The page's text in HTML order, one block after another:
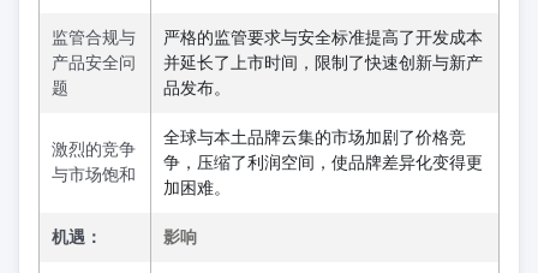
监管合规与
产品安全问
题
严格的监管要求与安全标准提高了开发成本
并延长了上市时间，限制了快速创新与新产
品发布。
激烈的竞争
与市场饱和
全球与本土品牌云集的市场加剧了价格竞
争，压缩了利润空间，使品牌差异化变得更
加困难。
机遇： 影响